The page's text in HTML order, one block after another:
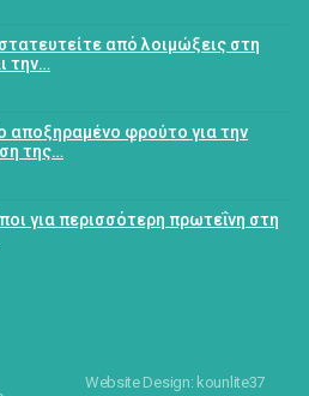
από λοιμώξεις στη
την…
αποξηραμένο φρούτο για την
της…
για περισσότερη πρωτεΐνη στη
Website Design: kounlite37